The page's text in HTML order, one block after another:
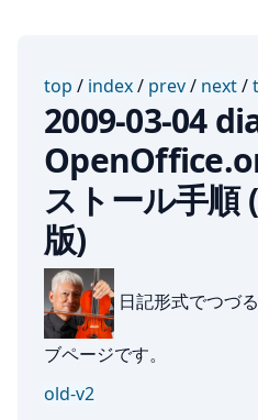
top / index/ prev/ next/
2009-03-04
ストール手順
版)
日記形式でつづる
ブページです。
old-v2